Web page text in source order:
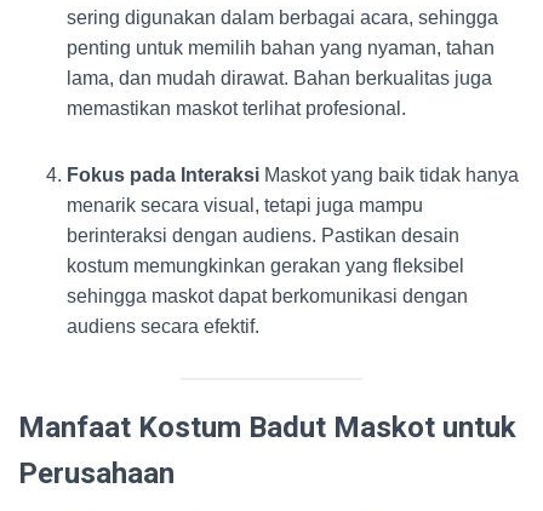
sering digunakan dalam berbagai acara, sehingga
penting untuk memilih bahan yang nyaman, tahan
lama, dan mudah dirawat. Bahan berkualitas juga
memastikan maskot terlihat profesional.
Fokus pada Interaksi Maskot yang baik tidak hanya
menarik secara visual, tetapi juga mampu
berinteraksi dengan audiens. Pastikan desain
kostum memungkinkan gerakan yang fleksibel
sehingga maskot dapat berkomunikasi dengan
audiens secara efektif.
Manfaat Kostum Badut Maskot untuk
Perusahaan